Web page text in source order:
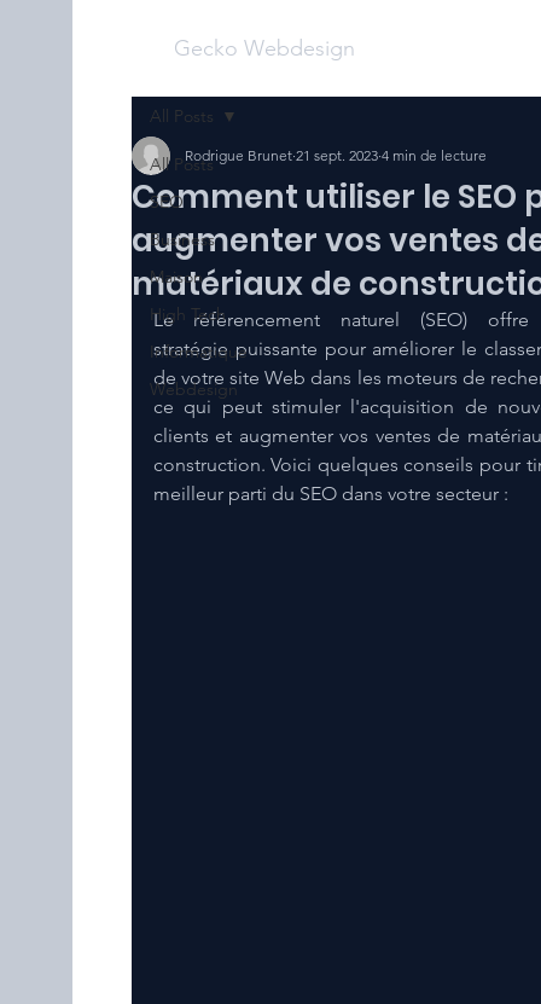
Gecko Webdesign
All Posts
SEO
Business
Maison
High Tech
Informatique
Webdesign
All Posts
Comment utiliser le SEO
augmenter vos ventes
matériaux de
Rodrigue Brunet 21 sept. 2023 4 min de lecture
Le référencement naturel (SEO) offre
stratégie puissante pour améliorer le
de votre site Web dans les moteurs de
ce qui peut stimuler l'acquisition de
clients et augmenter vos ventes de
construction. Voici quelques conseils pour
meilleur parti du SEO dans votre secteur :